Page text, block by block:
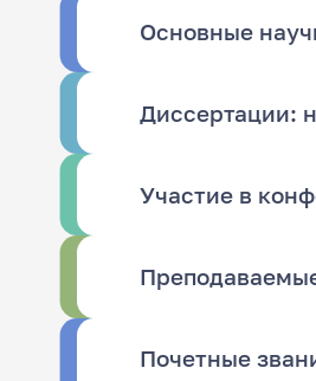
Основные
Диссертации:
Участие в
Почетные